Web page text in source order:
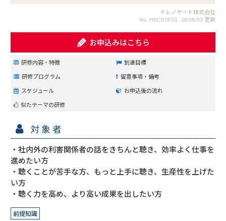
トレノケート株式会社
No. HSC0197G 26/06/03 更新
お申込みはこちら
研修内容・特徴
到達目標
研修プログラム
留意事項・備考
スケジュール
お申込後の流れ
似たテーマの研修
対象者
・社内外の利害関係者の話をきちんと聴き、効率よく仕事を
進めたい方
・聴くことが苦手な方、もっと上手に聴き、生産性を上げた
い方
・聴く力を高め、より高い成果を出したい方
前提知識